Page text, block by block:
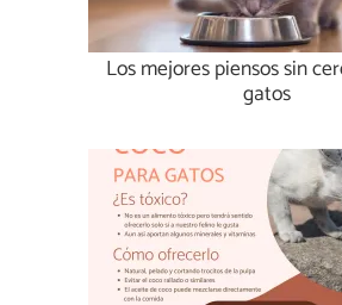
Los mejores piensos sin
gatos